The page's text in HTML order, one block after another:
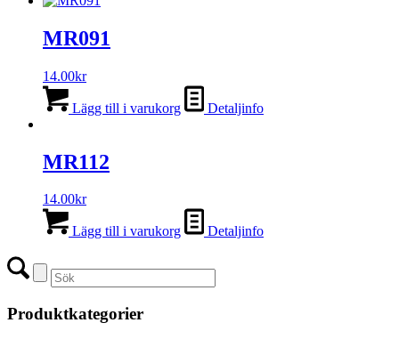
MR091
14.00kr
Lägg till i varukorg Detaljinfo
MR112
14.00kr
Lägg till i varukorg Detaljinfo
Produktkategorier